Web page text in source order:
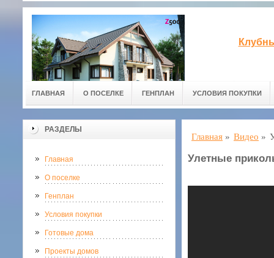
ГЛАВНАЯ О ПОСЕЛКЕ ГЕНПЛАН УСЛОВИЯ ПОКУПКИ
РАЗДЕЛЫ
Главная
О поселке
Генплан
Условия покупки
Готовые дома
Проекты домов
Главная » Видео »
Улетные